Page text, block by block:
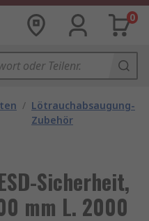
0
/ Lötrauchabsaugung-
Zubehör
Sicherheit,
mm L. 2000